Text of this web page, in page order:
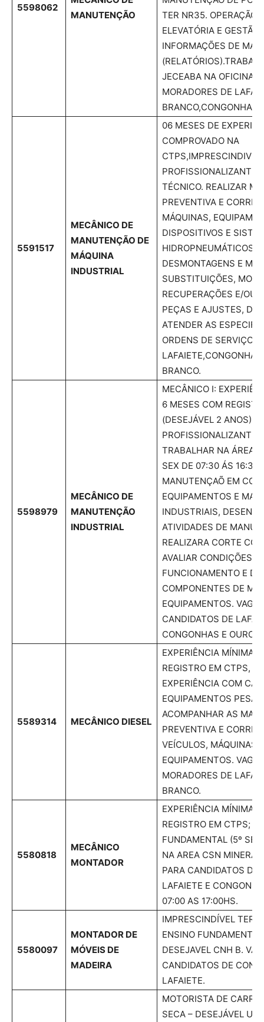
5598062
MANUTENÇÃO
TER NR35. OPERAÇÃO
ELEVATÓRIA E GESTÃO
INFORMAÇÕES DE
JECEABA NA OFICINA
MORADORES DE
BRANCO,CONGONHAS
5591517
MECÂNICO DE
MANUTENÇÃO DE
MÁQUINA
INDUSTRIAL
06 MESES DE
COMPROVADO NA
CTPS,IMPRESCINDIVEL
PROFISSIONALIZANTE,
TÉCNICO. REALIZAR
PREVENTIVA E
MÁQUINAS,
DISPOSITIVOS E
HIDROPNEUMÁTICOS,
DESMONTAGENS E
SUBSTITUIÇÕES,
RECUPERAÇÕES E/OU
PEÇAS E AJUSTES, DE
ATENDER AS
ORDENS DE
BRANCO.
5598979
MECÂNICO DE
MANUTENÇÃO
INDUSTRIAL
MECÂNICO I:
6 MESES COM
(DESEJÁVEL 2 ANOS).
PROFISSIONALIZANTE
TRABALHAR NA ÁREA
SEX DE 07:30 ÁS 16:30;
MANUTENÇAÕ EM
EQUIPAMENTOS E
INDUSTRIAIS,
ATIVIDADES DE
REALIZARA CORTE
AVALIAR CONDIÇÕES
FUNCIONAMENTO E
COMPONENTES DE
EQUIPAMENTOS.
CANDIDATOS DE
CONGONHAS E OURO
5589314 MECÂNICO DIESEL
EXPERIÊNCIA MÍNIMA
REGISTRO EM CTPS,
EXPERIÊNCIA COM
EQUIPAMENTOS
ACOMPANHAR AS
PREVENTIVA E
VEÍCULOS, MÁQUINAS E
EQUIPAMENTOS. VAGA
MORADORES DE
BRANCO.
5580818
MECÂNICO
MONTADOR
EXPERIÊNCIA MÍNIMA
REGISTRO EM CTPS;
FUNDAMENTAL (5º
NA AREA CSN
PARA CANDIDATOS DE
LAFAIETE E
07:00 AS 17:00HS.
5580097
MONTADOR DE
MÓVEIS DE
MADEIRA
IMPRESCINDÍVEL TER
ENSINO
DESEJAVEL CNH B.
CANDIDATOS DE
LAFAIETE.
MOTORISTA DE
SECA – DESEJÁVEL UM